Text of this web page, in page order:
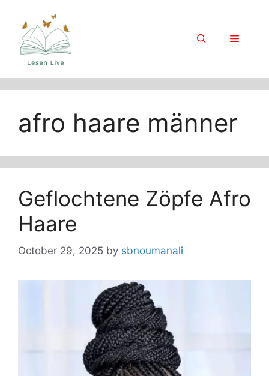
content
Menu
afro haare männer
Geflochtene Zöpfe Afro
Haare
October 29, 2025 by sbnoumanali